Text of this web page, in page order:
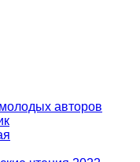
авторов